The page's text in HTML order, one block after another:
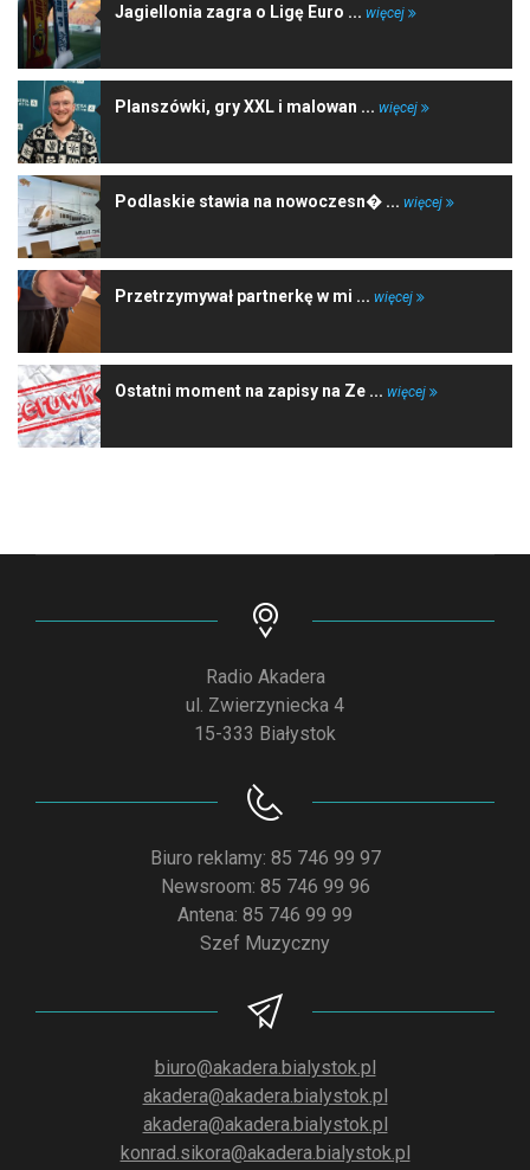
Jagiellonia zagra o Ligę Euro ... więcej
Planszówki, gry XXL i malowan ... więcej
Podlaskie stawia na nowoczesn� ... więcej
Przetrzymywał partnerkę w mi ... więcej
Ostatni moment na zapisy na Ze ... więcej
Radio Akadera
ul. Zwierzyniecka 4
15-333 Białystok
Biuro reklamy: 85 746 99 97
Newsroom: 85 746 99 96
Antena: 85 746 99 99
Szef Muzyczny
biuro@akadera.bialystok.pl
akadera@akadera.bialystok.pl
akadera@akadera.bialystok.pl
konrad.sikora@akadera.bialystok.pl